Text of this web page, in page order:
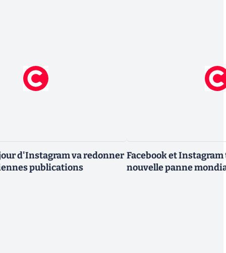
d'Instagram va redonner
publications
Facebook et
nouvelle panne